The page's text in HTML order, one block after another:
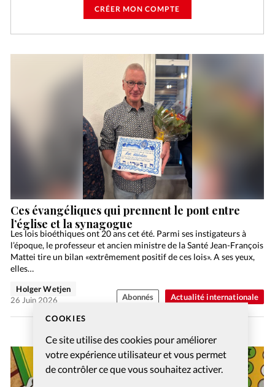
COOKIES
Ce site utilise des cookies pour améliorer
votre expérience utilisateur et vous permet
de contrôler ce que vous souhaitez activer.
CRÉER MON COMPTE
Actualité internationale
Ces évangéliques qui prennent le pont entre
l’église et la synagogue
Les lois bioéthiques ont 20 ans cet été. Parmi ses instigateurs à
l’époque, le professeur et ancien ministre de la Santé Jean-François
Mattei tire un bilan «extrêmement positif de ces lois». A ses yeux,
elles…
Holger Wetjen
26 Juin 2026
Abonnés